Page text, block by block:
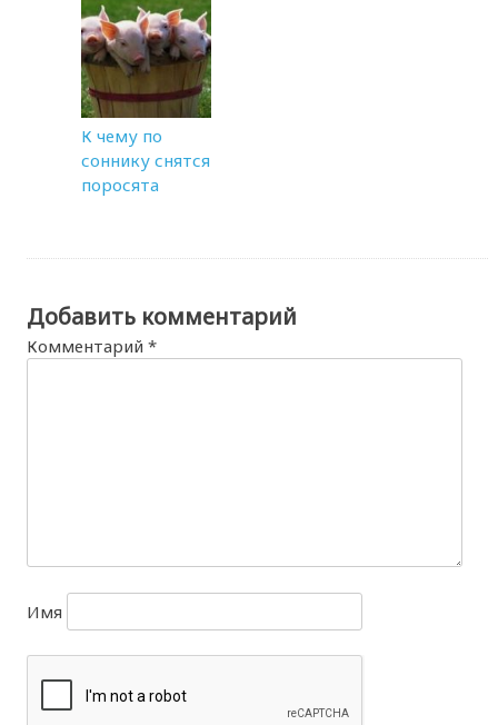
К чему по
соннику снятся
поросята
Добавить комментарий
Комментарий*
Имя